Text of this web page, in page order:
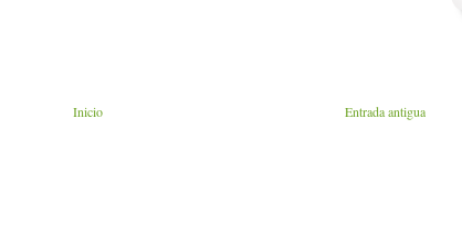
Entrada antigua
Inicio